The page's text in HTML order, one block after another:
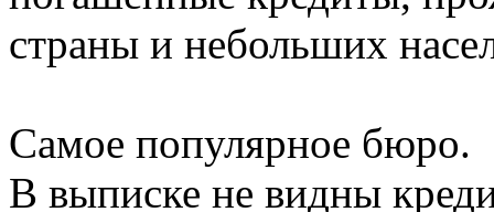
страны и небольших
Самое популярное бюро.
В выписке не видны